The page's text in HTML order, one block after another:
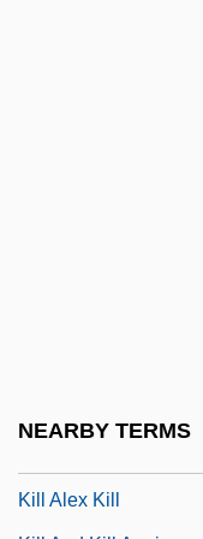
NEARBY TERMS
Kill Alex Kill